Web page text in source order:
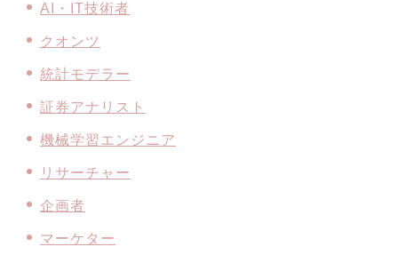
AI・IT技術者
クオンツ
統計モデラー
証券アナリスト
機械学習エンジニア
リサーチャー
企画者
マーケター